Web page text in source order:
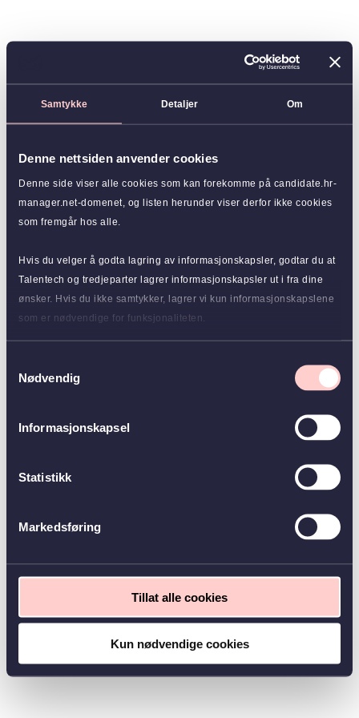
Samtykke Detaljer Om
Denne nettsiden anvender cookies
Denne side viser alle cookies som kan forekomme på candidate.hr-
manager.net-domenet, og listen herunder viser derfor ikke cookies
som fremgår hos alle.
Hvis du velger å godta lagring av informasjonskapsler, godtar du at
Talentech og tredjeparter lagrer informasjonskapsler ut i fra dine
ønsker. Hvis du ikke samtykker, lagrer vi kun informasjonskapslene
som er nødvendige for funksjonaliteten.
Nødvendig
Informasjonskapsel
Statistikk
Markedsføring
Tillat alle cookies
Kun nødvendige cookies